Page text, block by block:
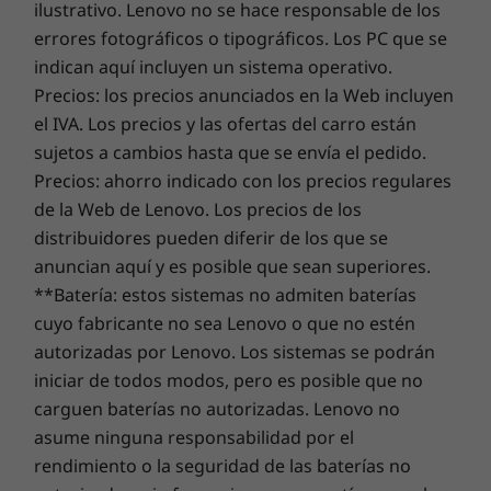
tiene protección adicional de la mano de losPC
de núcleo seguro de Microsoften modelos
seleccionados. Además, viene de serie con un
obturador de privacidad para la cámara web y
un lector de huellas dactilares táctil integrado
en el botón de encendido para que disfrutes
de mayor tranquilidad.
* Wi-Fi 6E requiere Windows 11 Pro. El funcionamiento depende de la
compatibilidad del sistema operativo, los enrutadores/AP/puertas de
enlace que admiten Wi-Fi 6E, junto con las certificaciones regulatorias
** La disponibilidad de WWAN opcional varía según la región y debe
configurarse en el momento de la compra; requiere un proveedor de
Wi-Fi 6E*
Opcional: WWAN 4G/LTE CAT16**
Bluetooth® 5.2
NFC (solo en modelos Deep Black)
* El funcionamiento de Wi-Fi 6E de 6 GHz depende de la compatibilidad del sistema
operativo y los enrutadores/AP/puertas de enlace que admiten Wi-Fi 6E, además de
las certificaciones regulatorias regionales y la asignación de espectro.
** La disponibilidad de WWAN opcional varía según la región y debe configurarse en
el momento de la compra; requiere un proveedor de servicios de red.
Compatible con estación de acoplamiento
Estación de acoplamiento Thunderbolt™
Estación de acoplamiento USB-C
Estación de acoplamiento USB-A 3.2 de 1.ª generación
Specifications may vary depending upon region / model.
mejorada. Protege tu inversión en IT utilizando
seguridad mejorada para protegerte del adware, el
malware y otras amenazas. ¡Accede a todo el potencial
de un emocionante viaje virtual!
ilustrativo. Lenovo no se hace responsable de los
errores fotográficos o tipográficos. Los PC que se
indican aquí incluyen un sistema operativo.
Precios: los precios anunciados en la Web incluyen
el IVA. Los precios y las ofertas del carro están
sujetos a cambios hasta que se envía el pedido.
Precios: ahorro indicado con los precios regulares
de la Web de Lenovo. Los precios de los
distribuidores pueden diferir de los que se
anuncian aquí y es posible que sean superiores.
**Batería: estos sistemas no admiten baterías
cuyo fabricante no sea Lenovo o que no estén
autorizadas por Lenovo. Los sistemas se podrán
iniciar de todos modos, pero es posible que no
carguen baterías no autorizadas. Lenovo no
asume ninguna responsabilidad por el
rendimiento o la seguridad de las baterías no